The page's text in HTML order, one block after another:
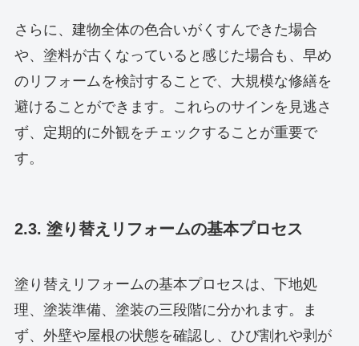
さらに、建物全体の色合いがくすんできた場合
や、塗料が古くなっていると感じた場合も、早め
のリフォームを検討することで、大規模な修繕を
避けることができます。これらのサインを見逃さ
ず、定期的に外観をチェックすることが重要で
す。
2.3. 塗り替えリフォームの基本プロセス
塗り替えリフォームの基本プロセスは、下地処
理、塗装準備、塗装の三段階に分かれます。ま
ず、外壁や屋根の状態を確認し、ひび割れや剥が